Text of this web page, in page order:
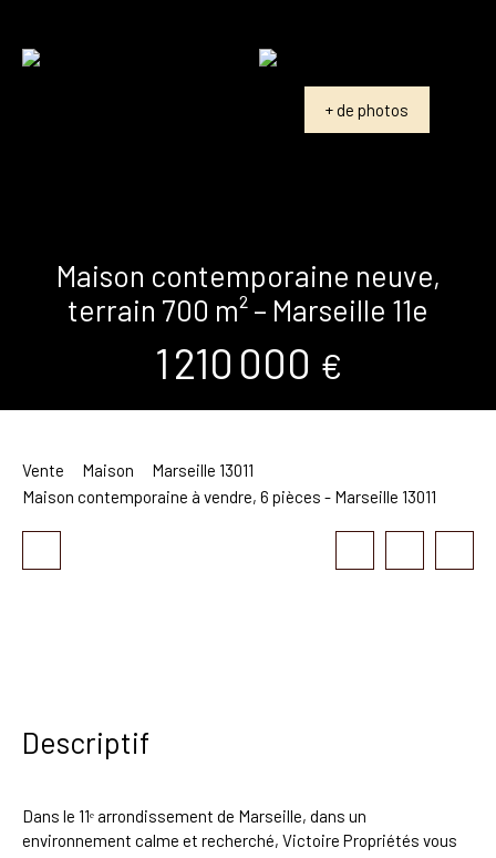
+ de photos
Maison contemporaine neuve,
terrain 700 m² – Marseille 11e
1 210 000 €
Vente Maison
Marseille 13011
Maison contemporaine à vendre, 6 pièces - Marseille 13011
Descriptif
Dans le 11ᵉ arrondissement de Marseille, dans un
environnement calme et recherché, Victoire Propriétés vous